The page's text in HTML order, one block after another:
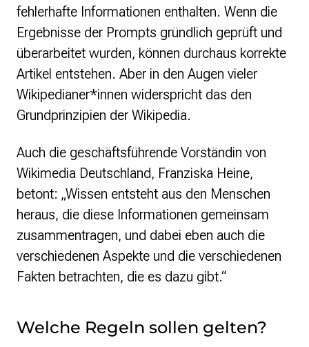
fehlerhafte Informationen enthalten. Wenn die
Ergebnisse der Prompts gründlich geprüft und
überarbeitet wurden, können durchaus korrekte
Artikel entstehen. Aber in den Augen vieler
Wikipedianer*innen widerspricht das den
Grundprinzipien der Wikipedia.
Auch die geschäftsführende Vorständin von
Wikimedia Deutschland, Franziska Heine,
betont: „Wissen entsteht aus den Menschen
heraus, die diese Informationen gemeinsam
zusammentragen, und dabei eben auch die
verschiedenen Aspekte und die verschiedenen
Fakten betrachten, die es dazu gibt.“
Welche Regeln sollen gelten?